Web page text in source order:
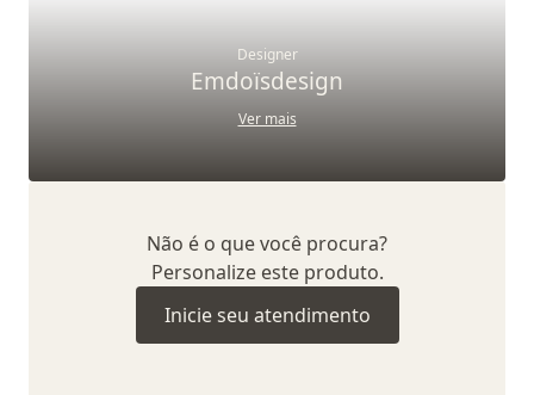
Designer
Emdoïsdesign
Ver mais
Não é o que você procura?
Personalize este produto.
Inicie seu atendimento